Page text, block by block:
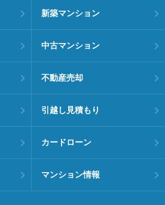
新築マンション
中古マンション
不動産売却
引越し見積もり
カードローン
マンション情報